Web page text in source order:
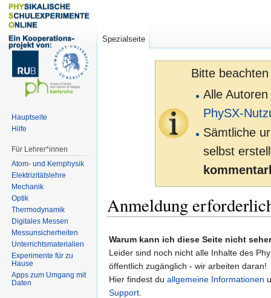
Bitte
Alle
PhySX-
Sämtliche
selbst
Anmeldung
Warum kann ich diese Seite nicht
Leider sind noch nicht alle Inhalte des
öffentlich zugänglich - wir arbeiten daran!
Hier findest du allgemeine Informationen
Support
Spezialseite
Hauptseite
Hilfe
Für Lehrer*innen
Atom- und Kernphysik
Elektrizitätslehre
Mechanik
Optik
Thermodynamik
Digitales Messen
Messunsicherheiten
Unterrichtsmaterialien
Experimente für zu
Hause
Apps zum Umgang mit
Daten